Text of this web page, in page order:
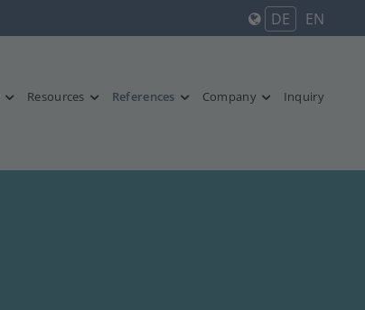
DE EN
Resources References Company Inquiry